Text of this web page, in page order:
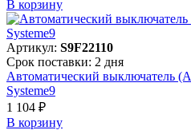
В корзинy
Артикул: S9F22110
Срок поставки: 2 дня
Автоматический выключатель
Systeme9
1 104 ₽
В корзинy